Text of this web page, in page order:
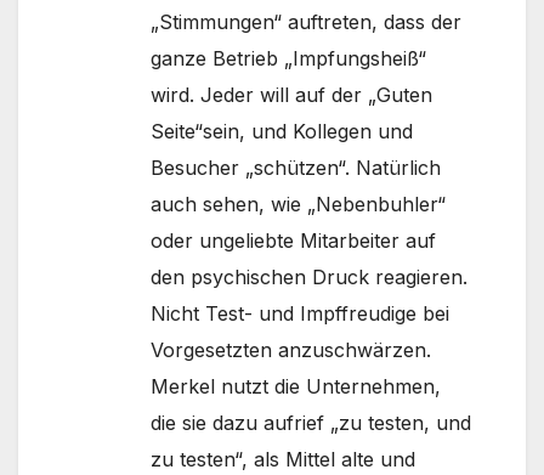
„Stimmungen“ auftreten, dass der
ganze Betrieb „Impfungsheiß“
wird. Jeder will auf der „Guten
Seite“sein, und Kollegen und
Besucher „schützen“. Natürlich
auch sehen, wie „Nebenbuhler“
oder ungeliebte Mitarbeiter auf
den psychischen Druck reagieren.
Nicht Test- und Impffreudige bei
Vorgesetzten anzuschwärzen.
Merkel nutzt die Unternehmen,
die sie dazu aufrief „zu testen, und
zu testen“, als Mittel alte und